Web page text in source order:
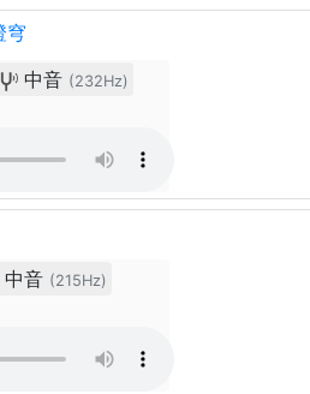
穹
中音 (232Hz)
中音 (215Hz)